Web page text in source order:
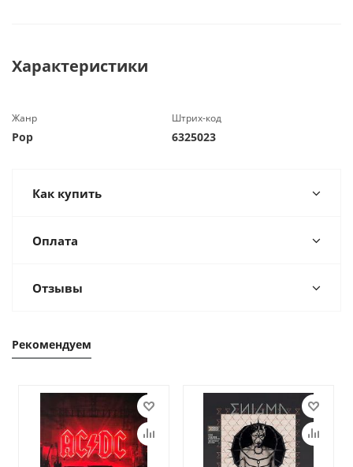
Характеристики
Жанр
Pop
Штрих-код
6325023
Как купить
Оплата
Отзывы
Рекомендуем